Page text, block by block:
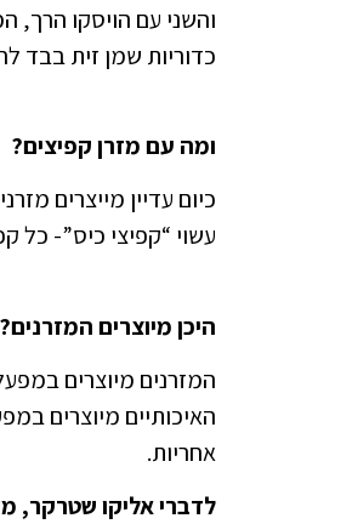
והשני עם הויסקו הרך,
כדוריות שמן זית בבד
ומה עם מזרן קפיצים?
כיום עדיין מייצרים
עשוי “קפיצי כיס”- כל
היכן מיוצרים המזרנים?
המזרנים מיוצרים
אחריות.
לדברי אליקו שטרקר,